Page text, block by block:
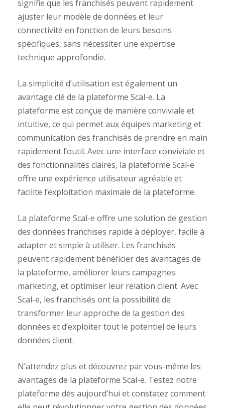
signifie que les franchisés peuvent rapidement
ajuster leur modèle de données et leur
connectivité en fonction de leurs besoins
spécifiques, sans nécessiter une expertise
technique approfondie.
La simplicité d’utilisation est également un
avantage clé de la plateforme Scal-e. La
plateforme est conçue de manière conviviale et
intuitive, ce qui permet aux équipes marketing et
communication des franchisés de prendre en main
rapidement l’outil. Avec une interface conviviale et
des fonctionnalités claires, la plateforme Scal-e
offre une expérience utilisateur agréable et
facilite l’exploitation maximale de la plateforme.
La plateforme Scal-e offre une solution de gestion
des données franchises rapide à déployer, facile à
adapter et simple à utiliser. Les franchisés
peuvent rapidement bénéficier des avantages de
la plateforme, améliorer leurs campagnes
marketing, et optimiser leur relation client. Avec
Scal-e, les franchisés ont la possibilité de
transformer leur approche de la gestion des
données et d’exploiter tout le potentiel de leurs
données client.
N’attendez plus et découvrez par vous-même les
avantages de la plateforme Scal-e. Testez notre
plateforme dès aujourd’hui et constatez comment